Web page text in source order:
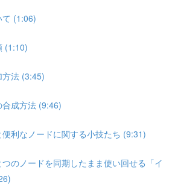
て (1:06)
(1:10)
方法 (3:45)
合成方法 (9:46)
利なノードに関する小技たち (9:31)
のノードを同期したまま使い回せる「イ